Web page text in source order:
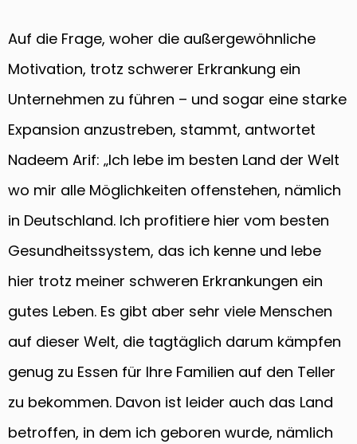
Auf die Frage, woher die außergewöhnliche
Motivation, trotz schwerer Erkrankung ein
Unternehmen zu führen – und sogar eine starke
Expansion anzustreben, stammt, antwortet
Nadeem Arif: „Ich lebe im besten Land der Welt
wo mir alle Möglichkeiten offenstehen, nämlich
in Deutschland. Ich profitiere hier vom besten
Gesundheitssystem, das ich kenne und lebe
hier trotz meiner schweren Erkrankungen ein
gutes Leben. Es gibt aber sehr viele Menschen
auf dieser Welt, die tagtäglich darum kämpfen
genug zu Essen für Ihre Familien auf den Teller
zu bekommen. Davon ist leider auch das Land
betroffen, in dem ich geboren wurde, nämlich